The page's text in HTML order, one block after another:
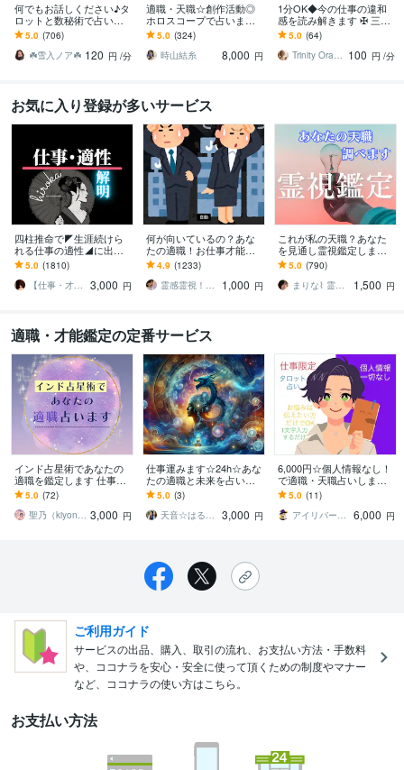
何でもお話しください♪タ
ロットと数秘術で占いま
す 転職／適職／起業／副
業／二者択一／心が楽に
なる仕事のヒント
5.0 (706)
☘️雪入ノア☘️ 120 円 /分
適職・天職☆創作活動◎
ホロスコープで占います
出生チャートでひもと
く、あなたの「才能」
「財産」
5.0 (324)
時山結糸
8,000 円
1分OK◆今の仕事の違和
感を読み解きます ✠ 三位
想念神託で迷いの根本を
整理＆心を軽やかに
5.0 (64)
Trinity Oracle☽七星 100 円 /分
お気に入り登録が多いサービス
四柱推命で◤生涯続けら
れる仕事の適性◢に出会
えます 【転職・副業・就
職】適職・使命・才能・
転機を徹底分析
5.0 (1810)
【仕事・才能専門】四柱推命鑑定師ひろか
3,000 円
何が向いているの？あな
たの適職！お仕事才能を
見ます 適職にお悩みの
方！お仕事にお悩みの方
深く鑑定いたします！
4.9 (1233)
霊感霊視！30年！一万人鑑定 春うららか
1,000 円
これが私の天職？あなた
を見通し霊視鑑定します
業界や職場との相性、向
く仕事向かない仕事を見
分けます
5.0 (790)
まりな⌇ 霊視鑑定士
1,500 円
適職・才能鑑定の定番サービス
インド占星術であなたの
適職を鑑定します 仕事に
関する悩みの原因を鑑定
し、その解決策を提案し
ます！
5.0 (72)
聖乃（kiyono）★子宝鑑定占い師★ 3,000 円
仕事運みます☆24h☆あな
たの適職と未来を占いま
す 霊視タロットと数秘術
で精密鑑定します☆転職
☆就職☆独立
5.0 (3)
天音☆はる【スターシード覚醒ヒーラー】
3,000 円
6,000円☆個人情報なし！
で適職・天職占いします
◆適職・天職◆たった1文
字を教えて頂ければ鑑定
致します✧*｡
5.0 (11)
アイリバー真子☆占いカウンセラー
6,000 円
ご利用ガイド
サービスの出品、購入、取引の流れ、お支払い方法・手数料
や、ココナラを安心・安全に使って頂くための制度やマナー
など、ココナラの使い方はこちら。
お支払い方法